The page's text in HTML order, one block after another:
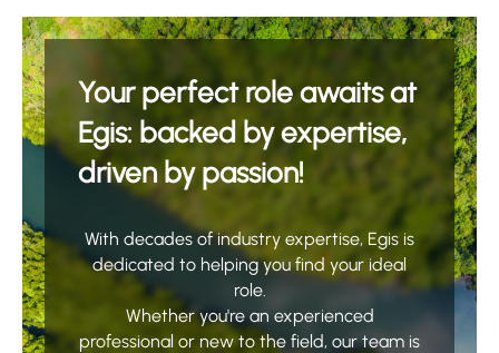
Your perfect role awaits at
Egis: backed by expertise,
driven by passion!
With decades of industry expertise, Egis is
dedicated to helping you find your ideal
role.
Whether you're an experienced
professional or new to the field, our team is